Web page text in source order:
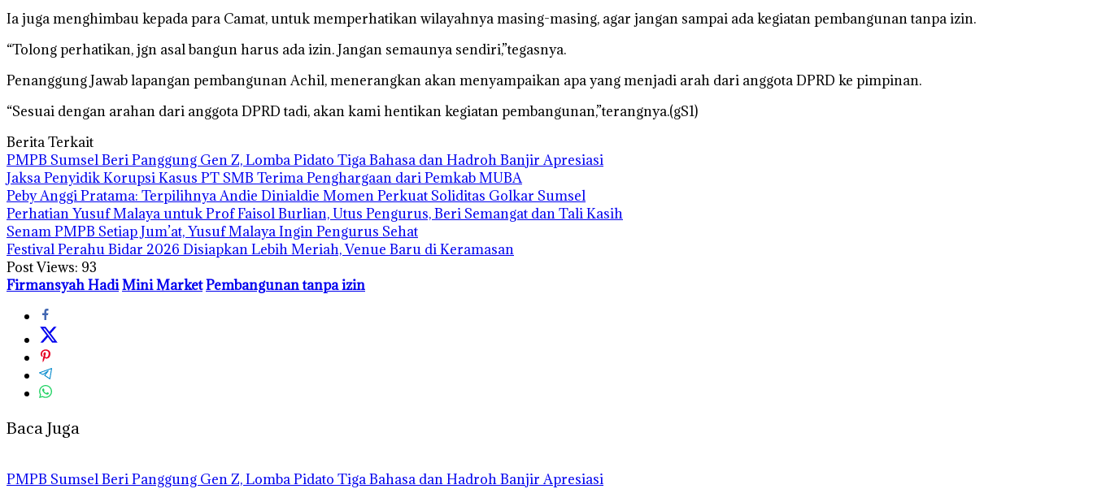
Ia juga menghimbau kepada para Camat, untuk memperhatikan wilayahnya masing-masing, agar jangan sampai ada kegiatan pembangunan tanpa izin.
“Tolong perhatikan, jgn asal bangun harus ada izin. Jangan semaunya sendiri,”tegasnya.
Penanggung Jawab lapangan pembangunan Achil, menerangkan akan menyampaikan apa yang menjadi arah dari anggota DPRD ke pimpinan.
“Sesuai dengan arahan dari anggota DPRD tadi, akan kami hentikan kegiatan pembangunan,”terangnya.(gS1)
Berita Terkait
PMPB Sumsel Beri Panggung Gen Z, Lomba Pidato Tiga Bahasa dan Hadroh Banjir Apresiasi
Jaksa Penyidik Korupsi Kasus PT SMB Terima Penghargaan dari Pemkab MUBA
Peby Anggi Pratama: Terpilihnya Andie Dinialdie Momen Perkuat Soliditas Golkar Sumsel
Perhatian Yusuf Malaya untuk Prof Faisol Burlian, Utus Pengurus, Beri Semangat dan Tali Kasih
Senam PMPB Setiap Jum’at, Yusuf Malaya Ingin Pengurus Sehat
Festival Perahu Bidar 2026 Disiapkan Lebih Meriah, Venue Baru di Keramasan
Post Views: 93
Firmansyah HadiMini MarketPembangunan tanpa izin
Baca Juga
PMPB Sumsel Beri Panggung Gen Z, Lomba Pidato Tiga Bahasa dan Hadroh Banjir Apresiasi